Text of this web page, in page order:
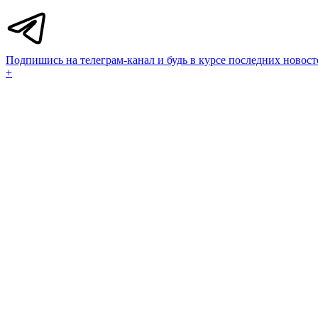
Подпишись на телеграм-канал и будь в курсе последних
+